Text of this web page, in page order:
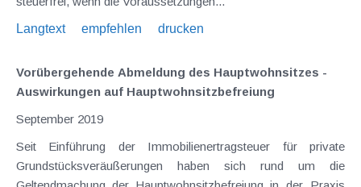
Langtext
empfehlen drucken
Vorübergehende Abmeldung des Hauptwohnsitzes -
Auswirkungen auf Hauptwohnsitzbefreiung
September 2019
Seit Einführung der Immobilienertragsteuer für private
Grundstücksveräußerungen haben sich rund um die